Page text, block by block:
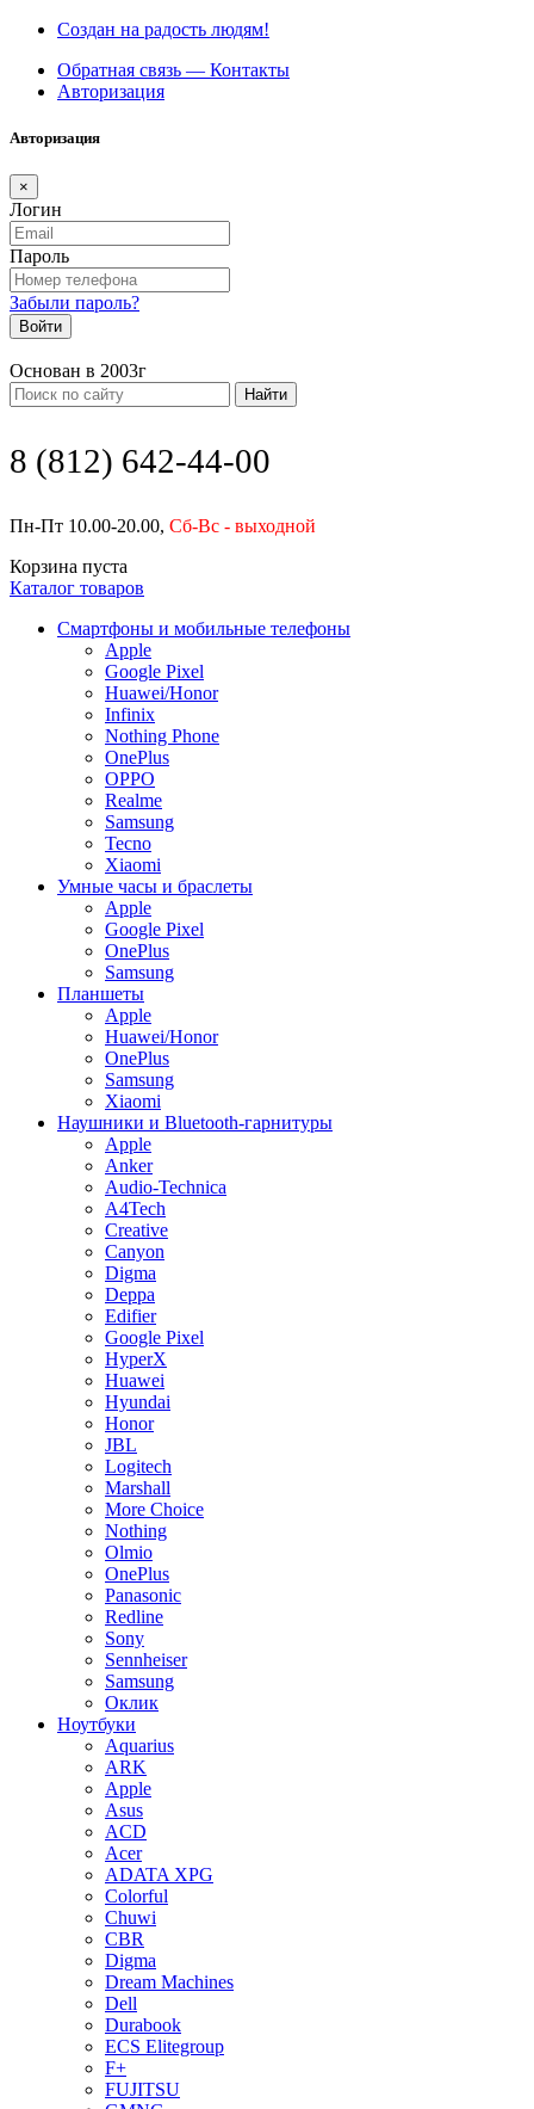
Создан на радость людям!
Обратная связь — Контакты
Авторизация
Авторизация
×
Логин
Пароль
Забыли пароль?
Войти
Основан в 2003г
Найти
8 (812) 642-44-00
Пн-Пт 10.00-20.00, Сб-Вс - выходной
Корзина пуста
Каталог товаров
Смартфоны и мобильные телефоны
Apple
Google Pixel
Huawei/Honor
Infinix
Nothing Phone
OnePlus
OPPO
Realme
Samsung
Tecno
Xiaomi
Умные часы и браслеты
Apple
Google Pixel
OnePlus
Samsung
Планшеты
Apple
Huawei/Honor
OnePlus
Samsung
Xiaomi
Наушники и Bluetooth-гарнитуры
Apple
Anker
Audio-Technica
A4Tech
Creative
Canyon
Digma
Deppa
Edifier
Google Pixel
HyperX
Huawei
Hyundai
Honor
JBL
Logitech
Marshall
More Choice
Nothing
Olmio
OnePlus
Panasonic
Redline
Sony
Sennheiser
Samsung
Оклик
Ноутбуки
Aquarius
ARK
Apple
Asus
ACD
Acer
ADATA XPG
Colorful
Chuwi
CBR
Digma
Dream Machines
Dell
Durabook
ECS Elitegroup
F+
FUJITSU